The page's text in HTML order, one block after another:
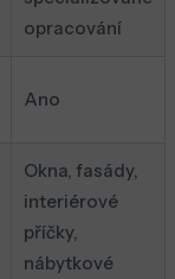
opracování
Ano
Okna, fasády,
interiérové
příčky,
nábytkové